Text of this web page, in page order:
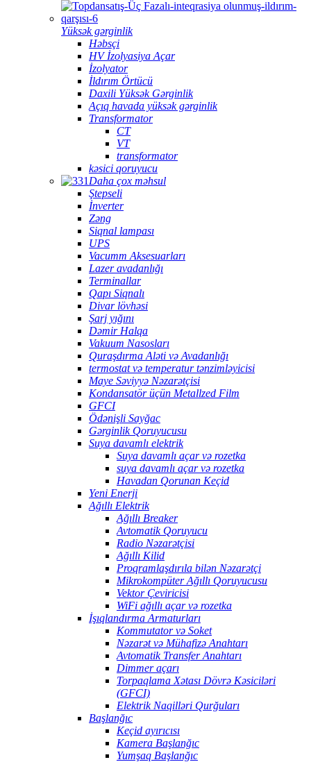
Yüksək gərginlik
Həbsçi
HV İzolyasiya Açar
İzolyator
İldırım Örtücü
Daxili Yüksək Gərginlik
Açıq havada yüksək gərginlik
Transformator
CT
VT
transformator
kəsici qoruyucu
Daha çox məhsul
Ştepseli
İnverter
Zəng
Siqnal lampası
UPS
Vacumm Aksesuarları
Lazer avadanlığı
Terminallar
Qapı Siqnalı
Divar lövhəsi
Şarj yığını
Dəmir Halqa
Vakuum Nasosları
Quraşdırma Aləti və Avadanlığı
termostat və temperatur tənzimləyicisi
Maye Səviyyə Nəzarətçisi
Kondansatör üçün Metallzed Film
GFCI
Ödənişli Sayğac
Gərginlik Qoruyucusu
Suya davamlı elektrik
Suya davamlı açar və rozetka
suya davamlı açar və rozetka
Havadan Qorunan Keçid
Yeni Enerji
Ağıllı Elektrik
Ağıllı Breaker
Avtomatik Qoruyucu
Radio Nəzarətçisi
Ağıllı Kilid
Proqramlaşdırıla bilən Nəzarətçi
Mikrokompüter Ağıllı Qoruyucusu
Vektor Çeviricisi
WiFi ağıllı açar və rozetka
İşıqlandırma Armaturları
Kommutator və Soket
Nəzarət və Mühafizə Anahtarı
Avtomatik Transfer Anahtarı
Dimmer açarı
Torpaqlama Xətası Dövrə Kəsiciləri
(GFCI)
Elektrik Naqilləri Qurğuları
Başlanğıc
Keçid ayırıcısı
Kamera Başlanğıc
Yumşaq Başlanğıc